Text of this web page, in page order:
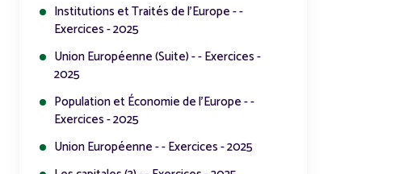
Institutions et Traités de l'Europe - -
Exercices - 2025
Union Européenne (Suite) - - Exercices -
2025
Population et Économie de l'Europe - -
Exercices - 2025
Union Européenne - - Exercices - 2025